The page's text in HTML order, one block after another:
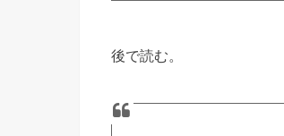
後で読む。